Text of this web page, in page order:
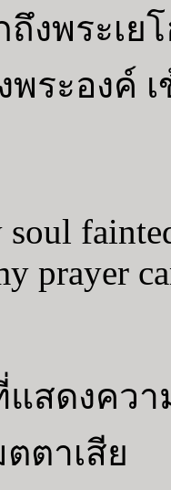
ถึงพระเ
พระองค์
prayer
แสดงคว
ตาเสีย